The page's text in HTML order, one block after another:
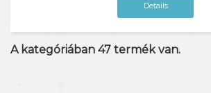
Details
A kategóriában 47 termék van.